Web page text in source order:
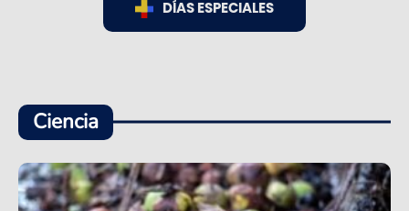
DÍAS ESPECIALES
Ciencia